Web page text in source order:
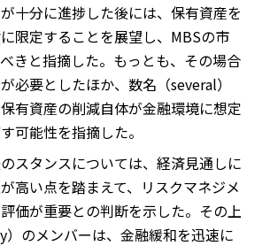
十分に進捗した後には、保有資産を
限定することを展望し、MBSの市
きと指摘した。もっとも、その場合
必要としたほか、数名（several）
有資産の削減自体が金融環境に想定
可能性を指摘した。
スタンスについては、経済見通しに
高い点を踏まえて、リスクマネジメ
価が重要との判断を示した。その上
）のメンバーは、金融緩和を迅速に